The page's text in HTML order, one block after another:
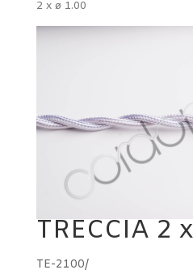
2 x ø 1.00
TRECCIA 2
TE-2100/